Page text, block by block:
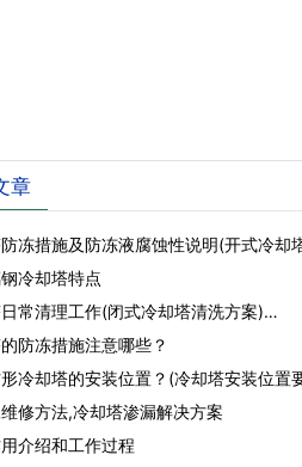
章
冻措施及防冻液腐蚀性说明(开式冷却
冷却塔特点
常清理工作(闭式冷却塔清洗方案)…
防冻措施注意哪些？
冷却塔的安装位置？(冷却塔安装位置
修方法,冷却塔渗漏解决方案
介绍和工作过程